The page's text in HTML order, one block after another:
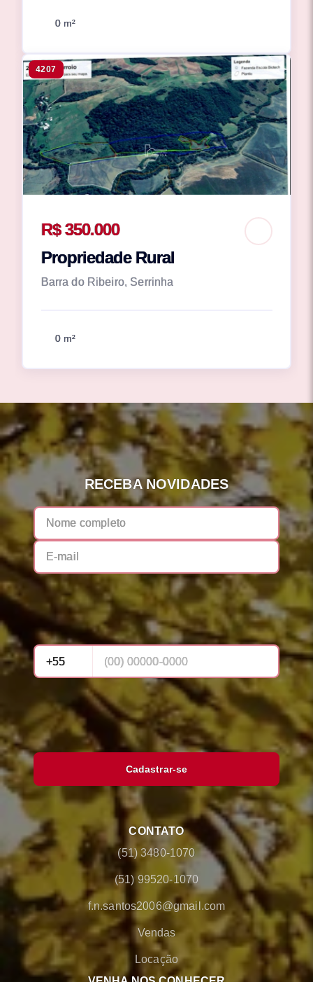
0 m²
4207
R$ 350.000
Propriedade Rural
Barra do Ribeiro, Serrinha
0 m²
RECEBA NOVIDADES
Cadastrar-se
CONTATO
(51) 3480-1070
(51) 99520-1070
f.n.santos2006@gmail.com
Vendas
Locação